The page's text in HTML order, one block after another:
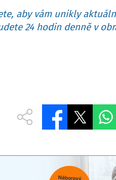
aby vám unikly
24 hodin denně v